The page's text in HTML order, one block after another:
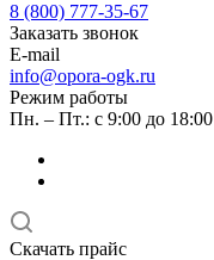
8 (800) 777-35-67
Заказать звонок
E-mail
info@opora-ogk.ru
Режим работы
Пн. – Пт.: с 9:00 до 18:00
Скачать прайс